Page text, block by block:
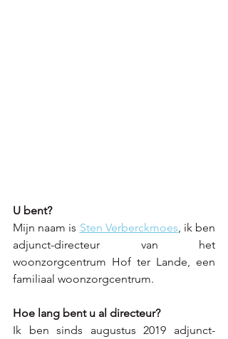
U bent?
Mijn naam is Sten Verberckmoes, ik ben
adjunct-directeur van het
woonzorgcentrum Hof ter Lande, een
familiaal woonzorgcentrum.
Hoe lang bent u al directeur?
Ik ben sinds augustus 2019 adjunct-